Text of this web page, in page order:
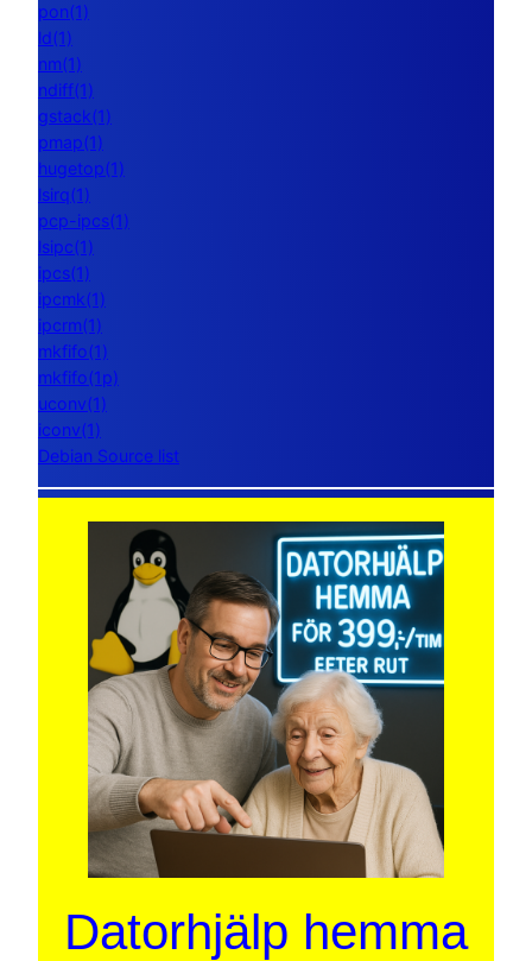
pon(1)
ld(1)
nm(1)
ndiff(1)
gstack(1)
pmap(1)
hugetop(1)
lsirq(1)
pcp-ipcs(1)
lsipc(1)
ipcs(1)
ipcmk(1)
ipcrm(1)
mkfifo(1)
mkfifo(1p)
uconv(1)
iconv(1)
Debian Source list
Datorhjälp hemma